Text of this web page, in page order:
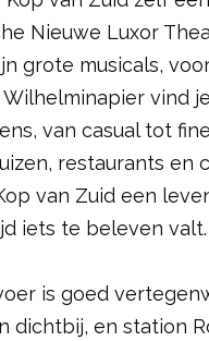
Nieuwe Luxor
grote musicals,
vind
van casual tot
restaurants en
van Zuid een
iets te beleven valt.
is goed
dichtbij, en station